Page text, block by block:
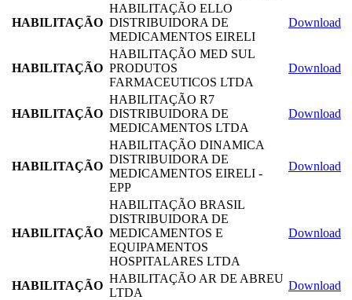
HABILITAÇÃO
HABILITAÇÃO ELLO
DISTRIBUIDORA DE
MEDICAMENTOS EIRELI
Download
HABILITAÇÃO
HABILITAÇÃO MED SUL
PRODUTOS
FARMACEUTICOS LTDA
Download
HABILITAÇÃO
HABILITAÇÃO R7
DISTRIBUIDORA DE
MEDICAMENTOS LTDA
Download
HABILITAÇÃO
HABILITAÇÃO DINAMICA
DISTRIBUIDORA DE
MEDICAMENTOS EIRELI -
EPP
Download
HABILITAÇÃO
HABILITAÇÃO BRASIL
DISTRIBUIDORA DE
MEDICAMENTOS E
EQUIPAMENTOS
HOSPITALARES LTDA
Download
HABILITAÇÃO
HABILITAÇÃO AR DE ABREU
LTDA
Download